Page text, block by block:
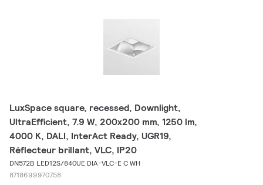
LuxSpace square, recessed, Downlight,
UltraEfficient, 7.9 W, 200x200 mm, 1250 lm,
4000 K, DALI, InterAct Ready, UGR19,
Réflecteur brillant, VLC, IP20
DN572B LED12S/840UE DIA-VLC-E C WH
8718699970758